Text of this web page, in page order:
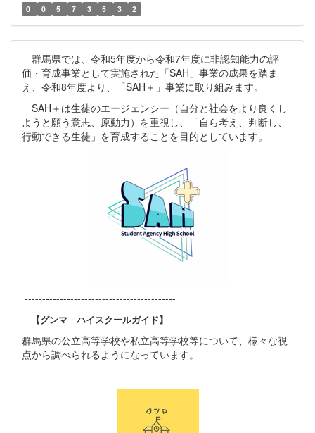
0 0 5 7 3 5 3 2
群馬県では、令和5年度から令和7年度に非認知能力の評
価・育成事業として実施された「SAH」事業の成果を踏ま
え、令和8年度より、「SAH＋」事業に取り組みます。
SAH＋は生徒のエージェンシー（自分と社会をより良くし
ようと願う意志、原動力）を重視し、「自ら考え、判断し、
行動できる生徒」を育成することを目的としています。
-------------------------------------------
【グンマ ハイスクールガイド】
群馬県の公立高等学校や私立高等学校等について、様々な視
点から調べられるようになっています。